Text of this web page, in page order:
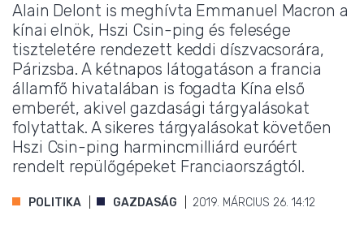
Alain Delont is meghívta Emmanuel Macron a
kínai elnök, Hszi Csin-ping és felesége
tiszteletére rendezett keddi díszvacsorára,
Párizsba. A kétnapos látogatáson a francia
államfő hivatalában is fogadta Kína első
emberét, akivel gazdasági tárgyalásokat
folytattak. A sikeres tárgyalásokat követően
Hszi Csin-ping harmincmilliárd euróért
rendelt repülőgépeket Franciaországtól.
POLITIKA GAZDASÁG 2019. MÁRCIUS 26. 14:12